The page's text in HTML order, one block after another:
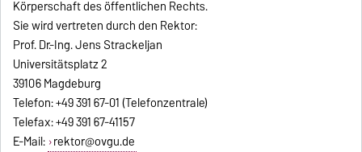
Körperschaft des öffentlichen Rechts.
Sie wird vertreten durch den Rektor:
Prof. Dr.-Ing. Jens Strackeljan
Universitätsplatz 2
39106 Magdeburg
Telefon: +49 391 67-01 (Telefonzentrale)
Telefax: +49 391 67-41157
E-Mail: rektor@ovgu.de